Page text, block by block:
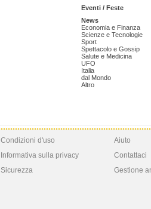
Eventi / Feste
News
Economia e Finanza
Scienze e Tecnologie
Sport
Spettacolo e Gossip
Salute e Medicina
UFO
Italia
dal Mondo
Altro
Condizioni d'uso
Informativa sulla privacy
Sicurezza
Aiuto
Contattaci
Gestione